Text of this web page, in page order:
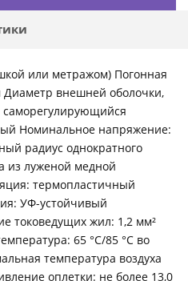
или метражом) Погонная
внешней оболочки,
саморегулирующийся
Номинальное напряжение:
радиус однократного
из луженой медной
термопластичный
УФ-устойчивый
токоведущих жил: 1,2 мм²
65 °С/85 °С во
температура воздуха
оплетки: не более 13,0